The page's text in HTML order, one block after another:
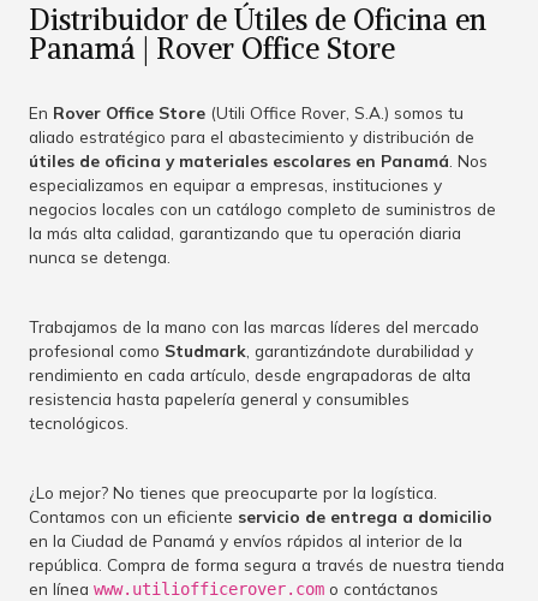
Distribuidor de Útiles de Oficina en
Panamá | Rover Office Store
En Rover Office Store (Utili Office Rover, S.A.) somos tu
aliado estratégico para el abastecimiento y distribución de
útiles de oficina y materiales escolares en Panamá . Nos
especializamos en equipar a empresas, instituciones y
negocios locales con un catálogo completo de suministros de
la más alta calidad, garantizando que tu operación diaria
nunca se detenga.
Trabajamos de la mano con las marcas líderes del mercado
profesional como Studmark , garantizándote durabilidad y
rendimiento en cada artículo, desde engrapadoras de alta
resistencia hasta papelería general y consumibles
tecnológicos.
¿Lo mejor? No tienes que preocuparte por la logística.
Contamos con un eficiente servicio de entrega a domicilio
en la Ciudad de Panamá y envíos rápidos al interior de la
república. Compra de forma segura a través de nuestra tienda
en línea www.utiliofficerover.com o contáctanos